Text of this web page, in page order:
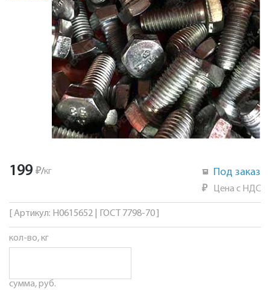
199 ₽/кг Под заказ
₽ Цена с НДС
[ Артикул: Н0615652 | ГОСТ 7798-70 ]
кол-во, кг
сумма, руб.